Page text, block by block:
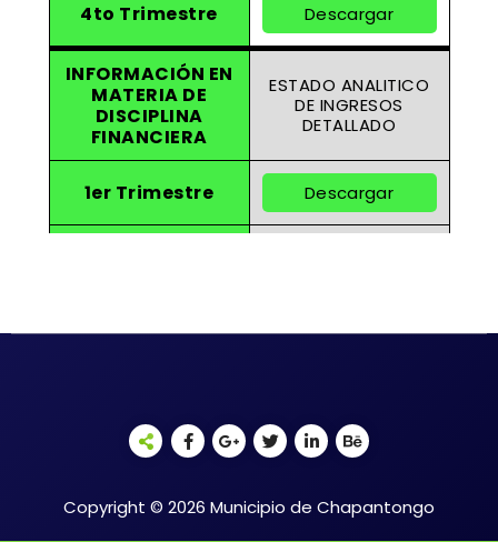
4to Trimestre Descargar
INFORMACIÓN EN
MATERIA DE
DISCIPLINA
FINANCIERA
ESTADO ANALITICO
DE INGRESOS
DETALLADO
1er Trimestre Descargar
INFORMACIÓN EN
FINANCIERA
ESTADO DE
DETALLADO
Copyright © 2026 Municipio de Chapantongo